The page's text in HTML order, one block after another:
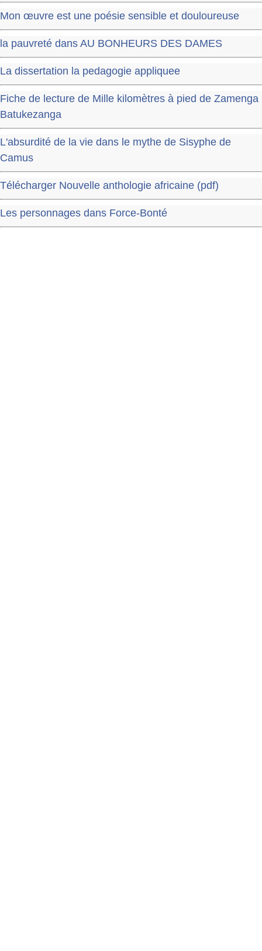
Mon œuvre est une poésie sensible et douloureuse
la pauvreté dans AU BONHEURS DES DAMES
La dissertation la pedagogie appliquee
Fiche de lecture de Mille kilomètres à pied de Zamenga
Batukezanga
L'absurdité de la vie dans le mythe de Sisyphe de
Camus
Télécharger Nouvelle anthologie africaine (pdf)
Les personnages dans Force-Bonté